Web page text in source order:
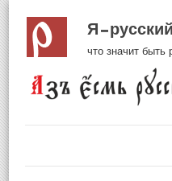
Я русский
что значит быть